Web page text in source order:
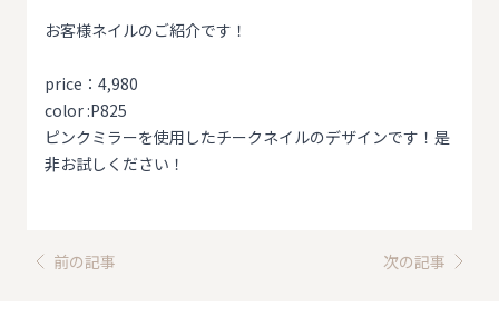
お客様ネイルのご紹介です！
price：4,980
color :P825
ピンクミラーを使用したチークネイルのデザインです！是
非お試しください！
前の記事 次の記事